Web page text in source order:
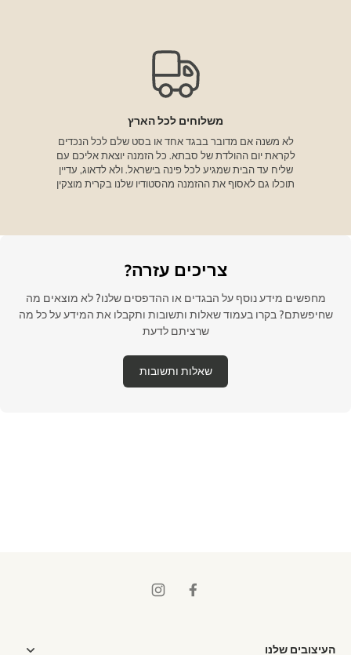
משלוחים לכל הארץ
לא משנה אם מדובר בבגד אחד או בסט שלם לכל הנכדים
לקראת יום ההולדת של סבתא. כל הזמנה יוצאת אליכם עם
שליח עד הבית שמגיע לכל פינה בישראל. ולא לדאוג, עדיין
תוכלו גם לאסוף את ההזמנה מהסטודיו שלנו בקרית מוצקין
צריכים עזרה?
מחפשים מידע נוסף על הבגדים או ההדפסים שלנו? לא מוצאים מה
שחיפשתם? בקרו בעמוד שאלות ותשובות ותקבלו את המידע על כל מה
שרציתם לדעת
שאלות ותשובות
העיצובים שלנו